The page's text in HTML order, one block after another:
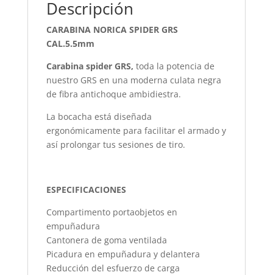
Descripción
CARABINA NORICA SPIDER GRS
CAL.5.5mm
Carabina spider GRS, toda la potencia de
nuestro GRS en una moderna culata negra
de fibra antichoque ambidiestra.
La bocacha está diseñada
ergonómicamente para facilitar el armado y
así prolongar tus sesiones de tiro.
ESPECIFICACIONES
Compartimento portaobjetos en
empuñadura
Cantonera de goma ventilada
Picadura en empuñadura y delantera
Reducción del esfuerzo de carga